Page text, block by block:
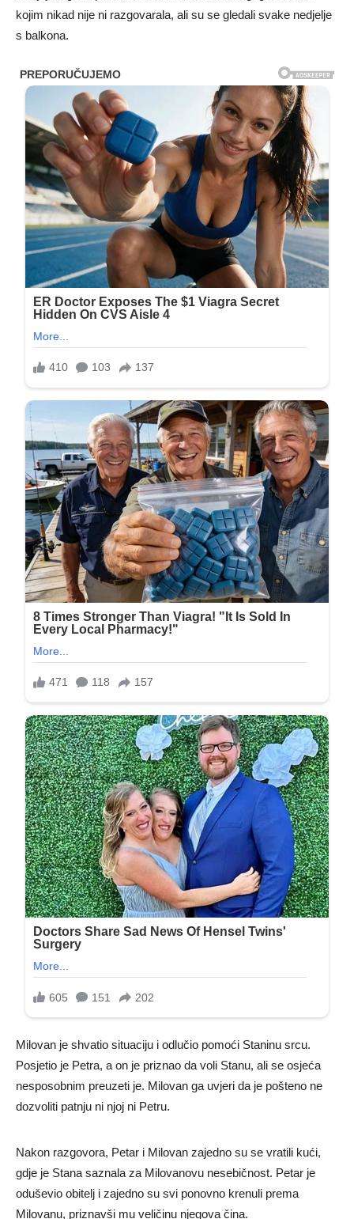
kojim nikad nije ni razgovarala, ali su se gledali svake nedjelje
s balkona.
Milovan je shvatio situaciju i odlučio pomoći Staninu srcu.
Posjetio je Petra, a on je priznao da voli Stanu, ali se osjeća
nesposobnim preuzeti je. Milovan ga uvjeri da je pošteno ne
dozvoliti patnju ni njoj ni Petru.
Nakon razgovora, Petar i Milovan zajedno su se vratili kući,
gdje je Stana saznala za Milovanovu nesebičnost. Petar je
oduševio obitelj i zajedno su svi ponovno krenuli prema
Milovanu, priznavši mu veličinu njegova čina.